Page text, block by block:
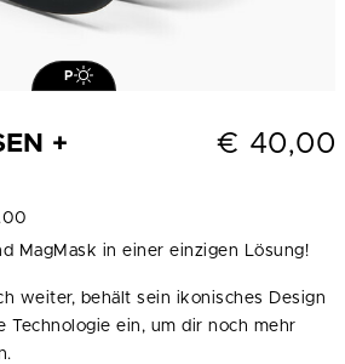
P
+
€ 40,00
MagMask in einer einzigen Lösung!
weiter, behält sein ikonisches Design
Technologie ein, um dir noch mehr